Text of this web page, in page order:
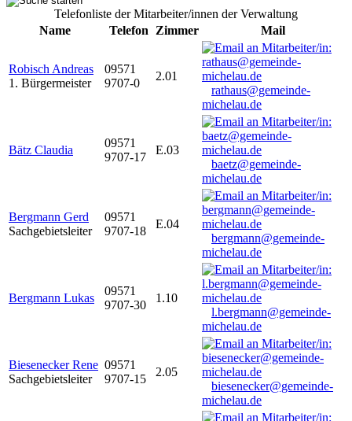
Telefonliste der Mitarbeiter/innen der Verwaltung
Name
Telefon Zimmer Mail
Robisch Andreas
1. Bürgermeister
09571
9707-0
2.01
rathaus@gemeinde-
michelau.de
Bätz Claudia
09571
9707-17
E.03
baetz@gemeinde-
michelau.de
Bergmann Gerd
Sachgebietsleiter
09571
9707-18
E.04
bergmann@gemeinde-
michelau.de
Bergmann Lukas
09571
9707-30
1.10
l.bergmann@gemeinde-
michelau.de
Biesenecker Rene
Sachgebietsleiter
09571
9707-15
2.05
biesenecker@gemeinde-
michelau.de